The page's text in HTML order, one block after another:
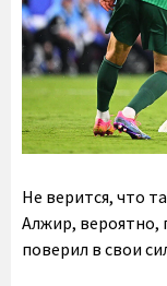
Не верится, что
Алжир, вероятно,
поверил в свои